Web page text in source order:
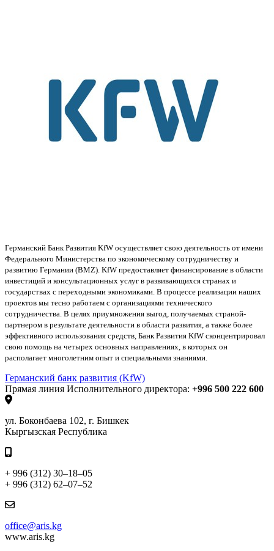
Германский Банк Развития KfW осуществляет свою деятельность от имени
Федерального Министерства по экономическому сотрудничеству и
развитию Германии (BMZ). KfW предоставляет финансирование в области
инвестиций и консультационных услуг в развивающихся странах и
государствах с переходными экономиками. В процессе реализации наших
проектов мы тесно работаем с организациями технического
сотрудничества. В целях приумножения выгод, получаемых страной-
партнером в результате деятельности в области развития, а также более
эффективного использования средств, Банк Развития KfW сконцентрировал
свою помощь на четырех основных направлениях, в которых он
располагает многолетним опыт и специальными знаниями.
Германский банк развития (KfW)
Прямая линия Исполнительного директора: +996 500 222 600
ул. Боконбаева 102, г. Бишкек
Кыргызская Республика
+ 996 (312) 30–18–05
+ 996 (312) 62–07–52
office@aris.kg
www.aris.kg